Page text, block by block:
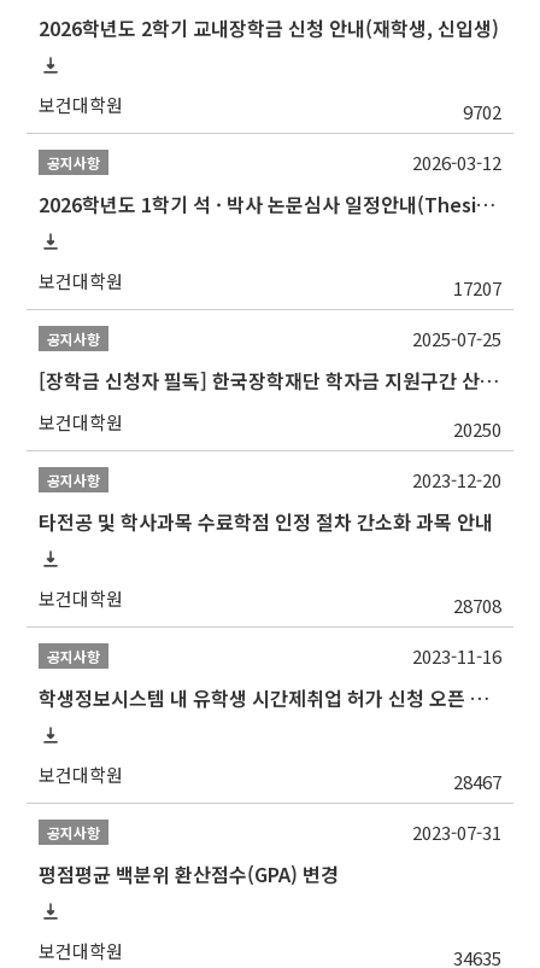
2026학년도 2학기 교내장학금 신청 안내(재학생, 신입생)
보건대학원 9702
공지사항
2026학년도 1학기 석 · 박사 논문심사 일정안내(Thesis Defense Schedules)
보건대학원 17207
2026-03-12
공지사항
[장학금 신청자 필독] 한국장학재단 학자금 지원구간 산정 권고
보건대학원 20250
2025-07-25
공지사항
타전공 및 학사과목 수료학점 인정 절차 간소화 과목 안내
보건대학원 28708
2023-12-20
공지사항
학생정보시스템 내 유학생 시간제취업 허가 신청 오픈 안내
보건대학원 28467
2023-11-16
공지사항
평점평균 백분위 환산점수(GPA) 변경
보건대학원 34635
2023-07-31